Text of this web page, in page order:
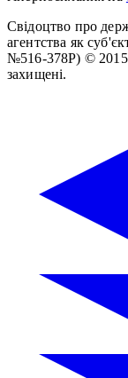
Свідоцтво про
агентства як
№516-378Р) © 2015
захищені.